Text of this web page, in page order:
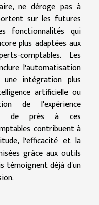
ne déroge pas à
sur les futures
fonctionnalités qui
plus adaptées aux
comptables. Les
l'automatisation
une intégration plus
artificielle ou
de l'expérience
de près à ces
contribuent à
l'efficacité et la
grâce aux outils
témoignent déjà d'un